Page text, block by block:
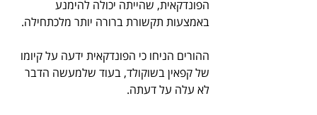
הפונדקאית, שהייתה יכולה להימנע
באמצעות תקשורת ברורה יותר מלכתחילה.
ההורים הניחו כי הפונדקאית ידעה על קיומו
של קפאין בשוקולד, בעוד שלמעשה הדבר
לא עלה על דעתה.